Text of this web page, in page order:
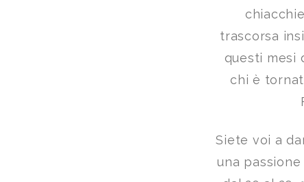
trascorsa
questi mesi
chi è
Siete voi a
una